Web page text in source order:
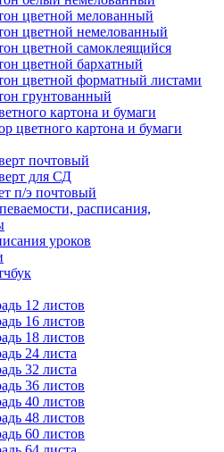
цветной мелованный
цветной немелованный
цветной самоклеящийся
цветной бархатный
цветной форматный листами
грунтованный
картона и бумаги
цветного картона и бумаги
почтовый
для СД
п/э почтовый
расписания,
уроков
12 листов
16 листов
18 листов
24 листа
32 листа
36 листов
40 листов
48 листов
60 листов